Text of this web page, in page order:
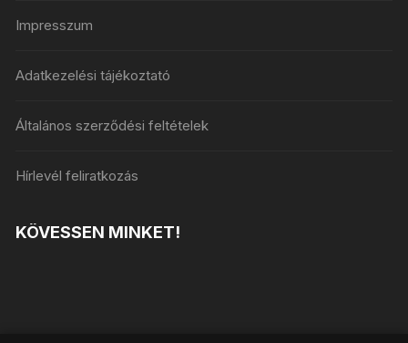
Impresszum
Adatkezelési tájékoztató
Általános szerződési feltételek
Hírlevél feliratkozás
KÖVESSEN MINKET!